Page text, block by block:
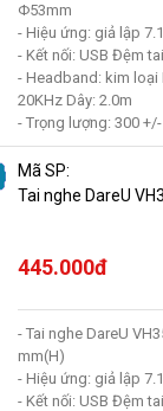
Φ53mm
- Hiệu ứng: giả lập 7.1
- Kết nối: USB Đệm
- Headband: kim loại
20KHz Dây: 2.0m
- Trọng lượng: 300
Mã SP:
Tai nghe DareU
445.000đ
- Tai nghe DareU
mm(H)
- Hiệu ứng: giả lập 7.1
- Kết nối: USB Đệm